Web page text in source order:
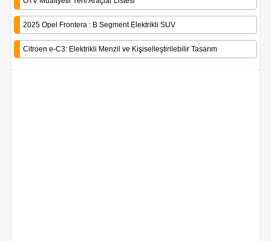
2025 Opel Frontera : B Segment Elektrikli SUV
Citroen e-C3: Elektrikli Menzil ve Kişiselleştirilebilir Tasarım